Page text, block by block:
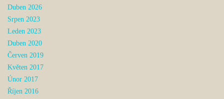
Duben 2026
Srpen 2023
Leden 2023
Duben 2020
Červen 2019
Květen 2017
Únor 2017
Říjen 2016